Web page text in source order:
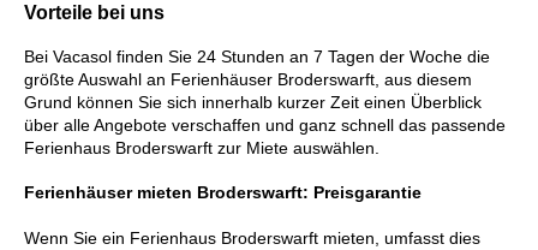
Vorteile bei uns
Bei Vacasol finden Sie 24 Stunden an 7 Tagen der Woche die
größte Auswahl an Ferienhäuser Broderswarft, aus diesem
Grund können Sie sich innerhalb kurzer Zeit einen Überblick
über alle Angebote verschaffen und ganz schnell das passende
Ferienhaus Broderswarft zur Miete auswählen.
Ferienhäuser mieten Broderswarft: Preisgarantie
Wenn Sie ein Ferienhaus Broderswarft mieten, umfasst dies